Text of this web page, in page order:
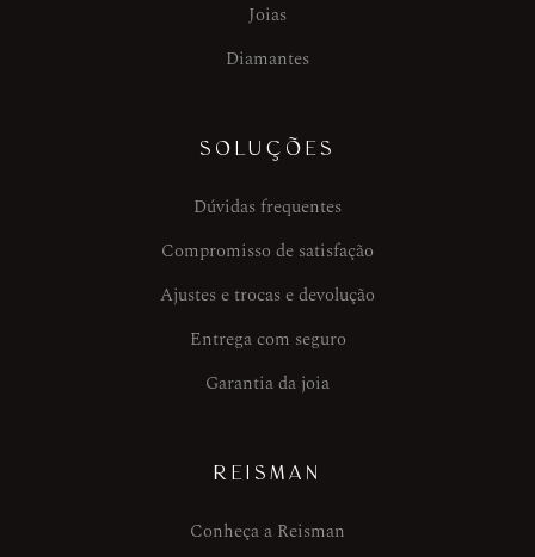
Joias
Diamantes
SOLUÇÕES
Dúvidas frequentes
Compromisso de satisfação
Ajustes e trocas e devolução
Entrega com seguro
Garantia da joia
REISMAN
Conheça a Reisman